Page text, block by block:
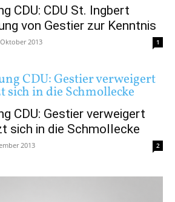
CDU: CDU St. Ingbert
von Gestier zur Kenntnis
2013 1
CDU: Gestier verweigert
sich in die Schmollecke
2013 2